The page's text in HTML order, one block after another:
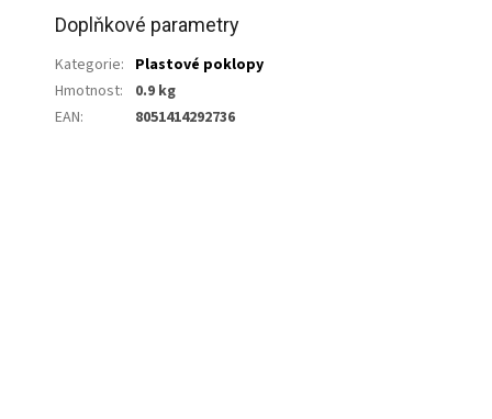
Doplňkové parametry
Kategorie: Plastové poklopy
Hmotnost:
0.9 kg
EAN: 8051414292736